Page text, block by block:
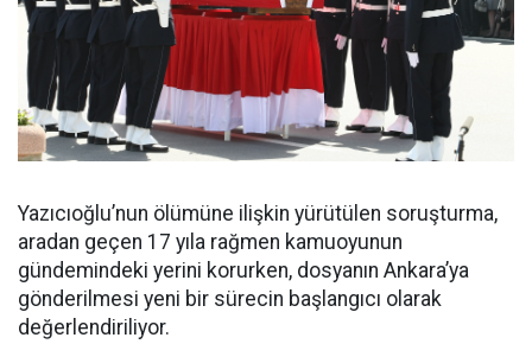
Yazıcıoğlu’nun ölümüne ilişkin yürütülen soruşturma,
aradan geçen 17 yıla rağmen kamuoyunun
gündemindeki yerini korurken, dosyanın Ankara’ya
gönderilmesi yeni bir sürecin başlangıcı olarak
değerlendiriliyor.